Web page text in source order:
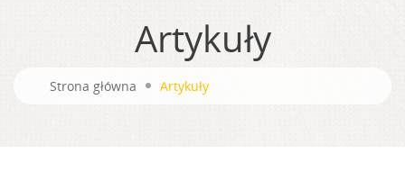
Artykuły
Strona główna Artykuły